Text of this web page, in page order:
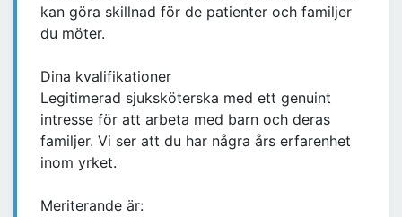
kan göra skillnad för de patienter och familjer
du möter.
Dina kvalifikationer
Legitimerad sjuksköterska med ett genuint
intresse för att arbeta med barn och deras
familjer. Vi ser att du har några års erfarenhet
inom yrket.
Meriterande är: